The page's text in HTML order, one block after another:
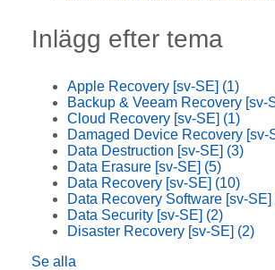
Inlägg efter tema
Apple Recovery [sv-SE] (1)
Backup & Veeam Recovery [sv-
Cloud Recovery [sv-SE] (1)
Damaged Device Recovery [sv-
Data Destruction [sv-SE] (3)
Data Erasure [sv-SE] (5)
Data Recovery [sv-SE] (10)
Data Recovery Software [sv-SE]
Data Security [sv-SE] (2)
Disaster Recovery [sv-SE] (2)
Se alla